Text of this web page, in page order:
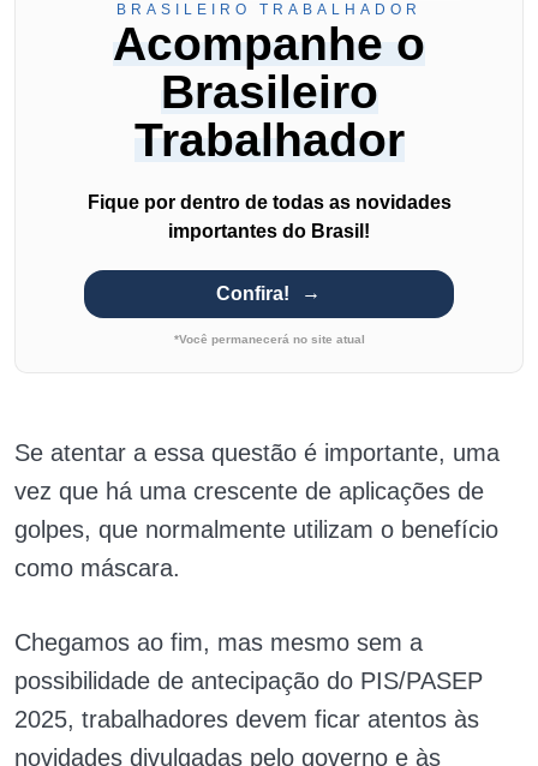
BRASILEIRO TRABALHADOR
Acompanhe o
Brasileiro
Trabalhador
Fique por dentro de todas as novidades
importantes do Brasil!
Confira!
*Você permanecerá no site atual
Se atentar a essa questão é importante, uma
vez que há uma crescente de aplicações de
golpes, que normalmente utilizam o benefício
como máscara.
Chegamos ao fim, mas mesmo sem a
possibilidade de antecipação do PIS/PASEP
2025, trabalhadores devem ficar atentos às
novidades divulgadas pelo governo e às